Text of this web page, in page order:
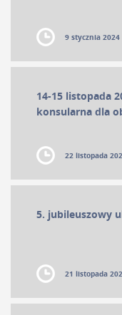
9 stycznia 2024
14-15 listopada
konsularna dla
22 listopada
5. jubileuszowy
21 listopada